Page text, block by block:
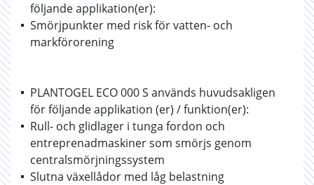
följande applikation(er):
Smörjpunkter med risk för vatten- och
markförorening
PLANTOGEL ECO 000 S används huvudsakligen
för följande applikation (er) / funktion(er):
Rull- och glidlager i tunga fordon och
entreprenadmaskiner som smörjs genom
centralsmörjningssystem
Slutna växellådor med låg belastning